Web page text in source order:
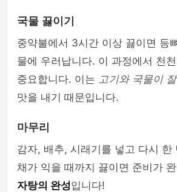
국물 끓이기
중약불에서 3시간 이상 끓이면 등
물에 우러납니다. 이 과정에서 천
중요합니다. 이는 고기와 국물이
맛을 내기 때문입니다.
마무리
감자, 배추, 시래기를 넣고 다시 한
채가 익을 때까지 끓이면 준비가
자탕의 완성입니다!